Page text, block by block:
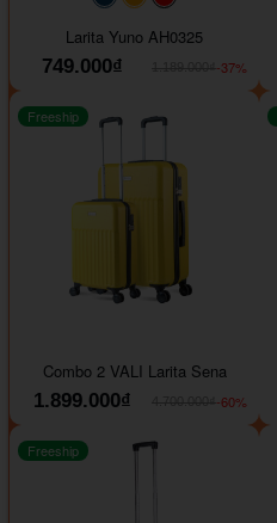
#093f69#ffa500
Larita Yuno AH0325
749.000₫
-37%
Freeship
Combo 2 VALI Larita Sena
1.899.000₫
-60%
Freeship